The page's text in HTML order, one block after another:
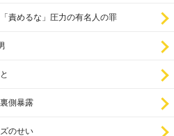
責めるな」圧力の有名人の罪
側暴露
のせい